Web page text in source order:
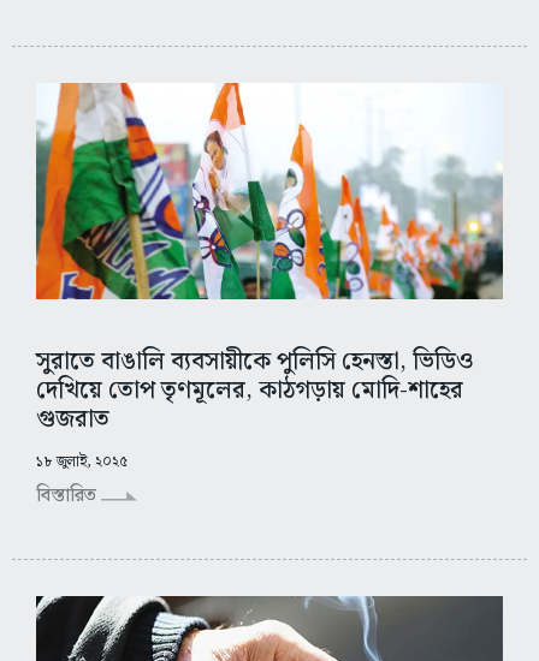
সুরাতে বাঙালি ব্যবসায়ীকে পুলিসি হেনস্তা, ভিডিও
দেখিয়ে তোপ তৃণমূলের, কাঠগড়ায় মোদি-শাহের
গুজরাত
১৮ জুলাই, ২০২৫
বিস্তারিত